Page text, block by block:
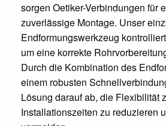
sorgen Oetiker-Verbindungen für
zuverlässige Montage. Unser
Endformungswerkzeug
um eine korrekte
Durch die Kombination des
einem robusten
Lösung darauf ab, die Flexibilität
Installationszeiten zu reduzieren